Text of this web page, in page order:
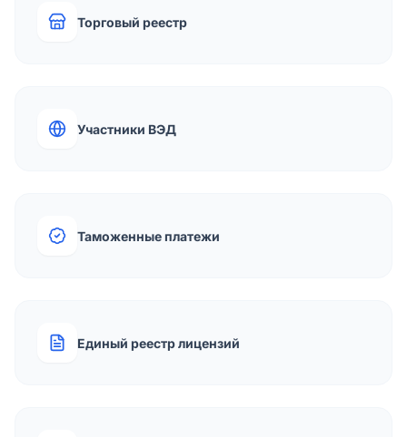
Торговый реестр
Участники ВЭД
Таможенные платежи
Единый реестр лицензий